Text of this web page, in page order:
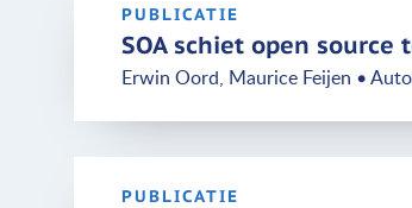
PUBLICATIE
SOA schiet open source
Erwin Oord, Maurice Feijen •
PUBLICATIE